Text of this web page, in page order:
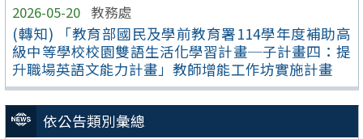
2026-05-20 教務處
(轉知) 「教育部國民及學前教育署114學年度補助高
級中等學校校園雙語生活化學習計畫─子計畫四：提
升職場英語文能力計畫」教師增能工作坊實施計畫
依公告類別彙總